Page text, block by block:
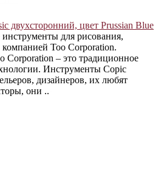
двухсторонний, цвет Prussian Blue
для рисования,
Too Corporation.
Corporation – это традиционное
Инструменты Copic
дизайнеров, их любят
они ..